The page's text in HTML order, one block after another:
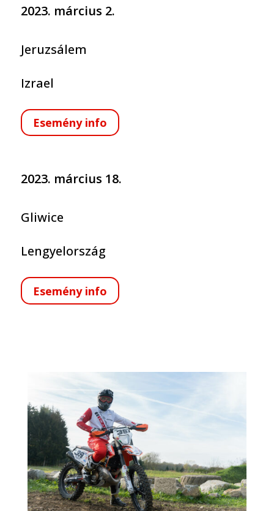
2023. március 2.
Jeruzsálem
Izrael
Esemény info
2023. március 18.
Gliwice
Lengyelország
Esemény info